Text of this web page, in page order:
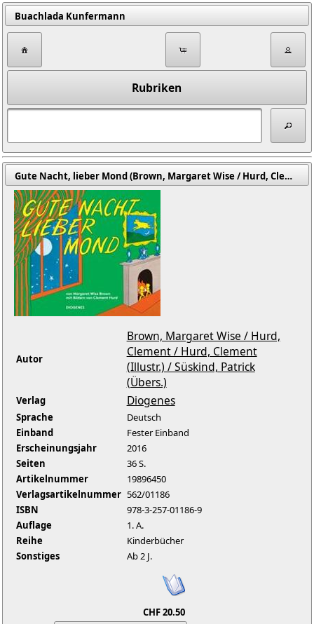
Buachlada Kunfermann
Rubriken
Gute Nacht, lieber Mond (Brown, Margaret Wise / Hurd, Clement / Hurd, Clement (Illustr.) / Süskind, Patrick (Übers.))
Autor
Brown, Margaret Wise / Hurd,
Clement / Hurd, Clement
(Illustr.) / Süskind, Patrick
(Übers.)
Verlag Diogenes
Sprache
Deutsch
Einband
Fester Einband
Erscheinungsjahr
2016
Seiten
36 S.
Artikelnummer
19896450
Verlagsartikelnummer 562/01186
ISBN
978-3-257-01186-9
Auflage
1. A.
Reihe
Kinderbücher
Sonstiges
Ab 2 J.
CHF 20.50